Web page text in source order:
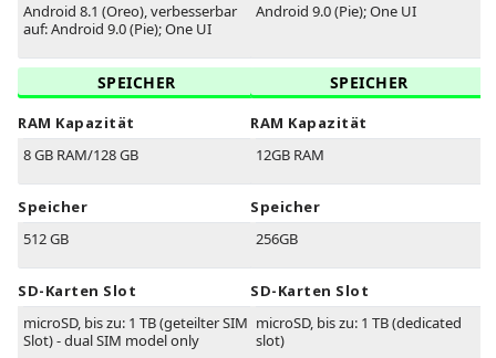
Android 8.1 (Oreo), verbesserbar
auf: Android 9.0 (Pie); One UI
SPEICHER
RAM Kapazität
8 GB RAM/128 GB
Speicher
512 GB
SD-Karten Slot
microSD, bis zu: 1 TB (geteilter SIM
Slot) - dual SIM model only
Android 9.0 (Pie); One UI
SPEICHER
RAM Kapazität
12GB RAM
Speicher
256GB
SD-Karten Slot
microSD, bis zu: 1 TB (dedicated
slot)